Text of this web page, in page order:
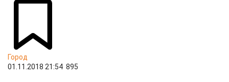
Город
01.11.2018 21:54 895